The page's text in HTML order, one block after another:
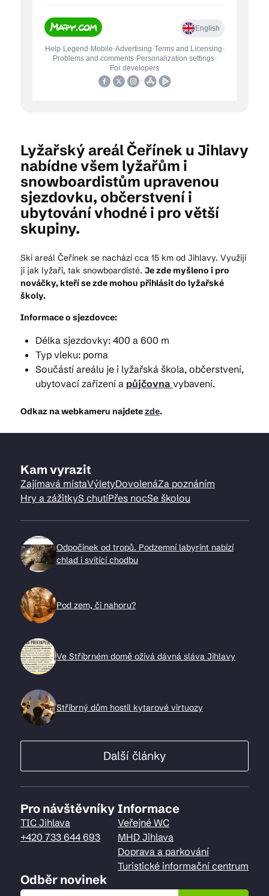
Lyžařský areál Čeřínek u Jihlavy
nabídne všem lyžařům i
snowboardistům upravenou
sjezdovku, občerstvení i
ubytování vhodné i pro větší
skupiny.
Ski areál Čeřínek se nachází cca 15 km od Jihlavy. Využijí
ji jak lyžaři, tak snowboardisté. Je zde myšleno i pro
nováčky, kteří se zde mohou přihlásit do lyžařské
školy.
Informace o sjezdovce:
Délka sjezdovky: 400 a 600 m
Typ vleku: poma
Součástí areálu je i lyžařská škola, občerstvení,
ubytovací zařízení a půjčovna vybavení.
Odkaz na webkameru najdetezde.
Kam vyrazit
Zajímavá místaVýletyDovolenáZa poznáním
Hry a zážitkyS chutíPřes nocSe školou
Odpočinek od tropů. Podzemní labyrint nabízí
chlad i svítící chodbu
Pod zem, či nahoru?
Ve Stříbrném domě ožívá dávná sláva Jihlavy
Stříbrný dům hostil kytarové virtuozy
Další články
Pro návštěvníky
TIC Jihlava
+420 733 644 693
Informace
Veřejné WC
MHD Jihlava
Doprava a parkování
Turistické informační centrum
Odběr novinek